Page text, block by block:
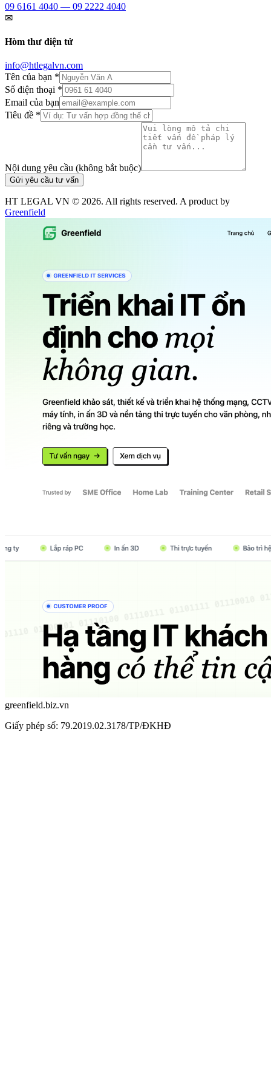
09 6161 4040 — 09 2222 4040
✉
Hòm thư điện tử
info@htlegalvn.com
Tên của bạn *
Số điện thoại *
Email của bạn
Tiêu đề *
Nội dung yêu cầu (không bắt buộc)
Gửi yêu cầu tư vấn
HT LEGAL VN © 2026. All rights reserved. A product by
Greenfield
greenfield.biz.vn
Giấy phép số: 79.2019.02.3178/TP/ĐKHĐ